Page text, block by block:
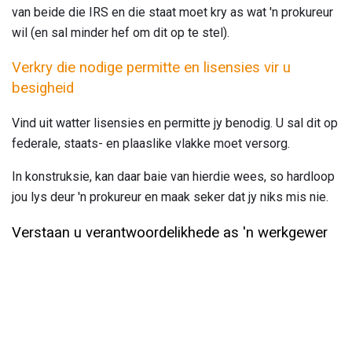
van beide die IRS en die staat moet kry as wat 'n prokureur
wil (en sal minder hef om dit op te stel).
Verkry die nodige permitte en lisensies vir u
besigheid
Vind uit watter lisensies en permitte jy benodig. U sal dit op
federale, staats- en plaaslike vlakke moet versorg.
In konstruksie, kan daar baie van hierdie wees, so hardloop
jou lys deur 'n prokureur en maak seker dat jy niks mis nie.
Verstaan ​​u verantwoordelikhede as 'n werkgewer